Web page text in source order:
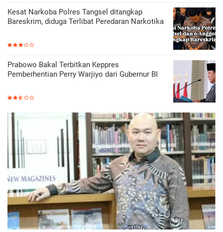
Kesat Narkoba Polres Tangsel ditangkap
Bareskrim, diduga Terlibat Peredaran Narkotika
Prabowo Bakal Terbitkan Keppres
Pemberhentian Perry Warjiyo dari Gubernur BI